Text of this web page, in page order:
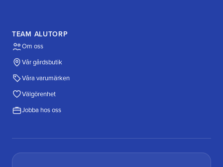
TEAM ALUTORP
Om oss
Vår gårdsbutik
Våra varumärken
Välgörenhet
Jobba hos oss